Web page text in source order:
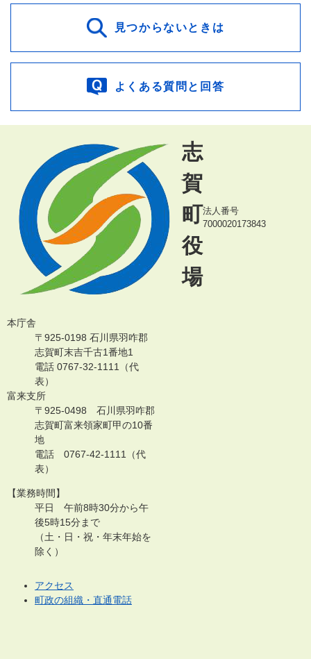
見つからないときは
よくある質問と回答
志
賀
町
役
場
法人番号
7000020173843
本庁舎
〒925-0198 石川県羽咋郡
志賀町末吉千古1番地1
電話 0767-32-1111（代
表）
富来支所
〒925-0498 石川県羽咋郡
志賀町富来領家町甲の10番
地
電話 0767-42-1111（代
表）
【業務時間】
平日 午前8時30分から午
後5時15分まで
（土・日・祝・年末年始を
除く）
アクセス
町政の組織・直通電話